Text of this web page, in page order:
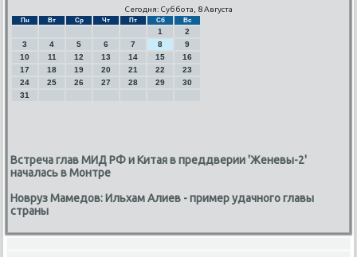
Сегодня: Суббота, 8 Августа
Пн Вт Ср Чт Пт Сб Вс
1
2
3
4 5 6 7 8
9
10
11 12 13 14 15
16
17
18 19 20 21 22
23
24
25 26 27 28 29
30
31
Встреча глав МИД РФ и Китая в преддверии 'Женевы-2'
началась в Монтре
Новруз Мамедов: Ильхам Алиев - пример удачного главы
страны